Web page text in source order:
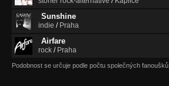
Sunshine
indie / Praha
Airfare
rock / Praha
Podobnost se určuje podle počtu společných fanoušků.